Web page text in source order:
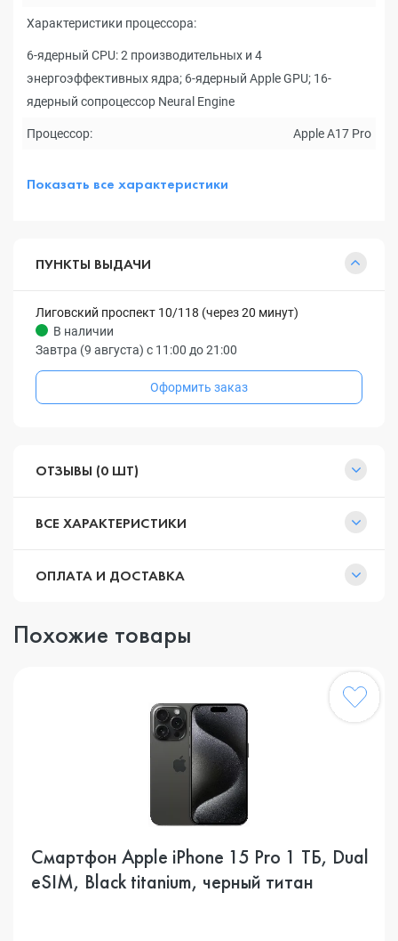
Характеристики процессора:
6-ядерный CPU: 2 производительных и 4
энергоэффективных ядра; 6-ядерный Apple GPU; 16-
ядерный сопроцессор Neural Engine
Процессор: Apple A17 Pro
Показать все характеристики
ПУНКТЫ ВЫДАЧИ
Лиговский проспект 10/118 (через 20 минут)
В наличии
Завтра (9 августа) с 11:00 до 21:00
Оформить заказ
ОТЗЫВЫ (0 ШТ)
ВСЕ ХАРАКТЕРИСТИКИ
ОПЛАТА И ДОСТАВКА
Похожие товары
Смартфон Apple iPhone 15 Pro 1 ТБ, Dual
еSIM, Black titanium, черный титан